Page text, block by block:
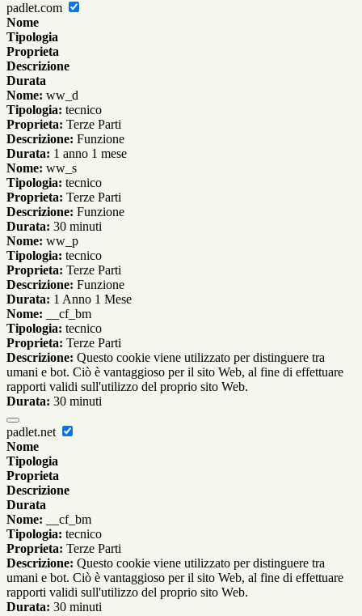
padlet.com
Nome
Tipologia
Proprieta
Descrizione
Durata
Nome: ww_d
Tipologia: tecnico
Proprieta: Terze Parti
Descrizione: Funzione
Durata: 1 anno 1 mese
Nome: ww_s
Tipologia: tecnico
Proprieta: Terze Parti
Descrizione: Funzione
Durata: 30 minuti
Nome: ww_p
Tipologia: tecnico
Proprieta: Terze Parti
Descrizione: Funzione
Durata: 1 Anno 1 Mese
Nome: __cf_bm
Tipologia: tecnico
Proprieta: Terze Parti
Descrizione: Questo cookie viene utilizzato per distinguere tra
umani e bot. Ciò è vantaggioso per il sito Web, al fine di effettuare
rapporti validi sull'utilizzo del proprio sito Web.
Durata: 30 minuti
padlet.net
Nome
Tipologia
Proprieta
Descrizione
Durata
Nome: __cf_bm
Tipologia: tecnico
Proprieta: Terze Parti
Descrizione: Questo cookie viene utilizzato per distinguere tra
umani e bot. Ciò è vantaggioso per il sito Web, al fine di effettuare
rapporti validi sull'utilizzo del proprio sito Web.
Durata: 30 minuti